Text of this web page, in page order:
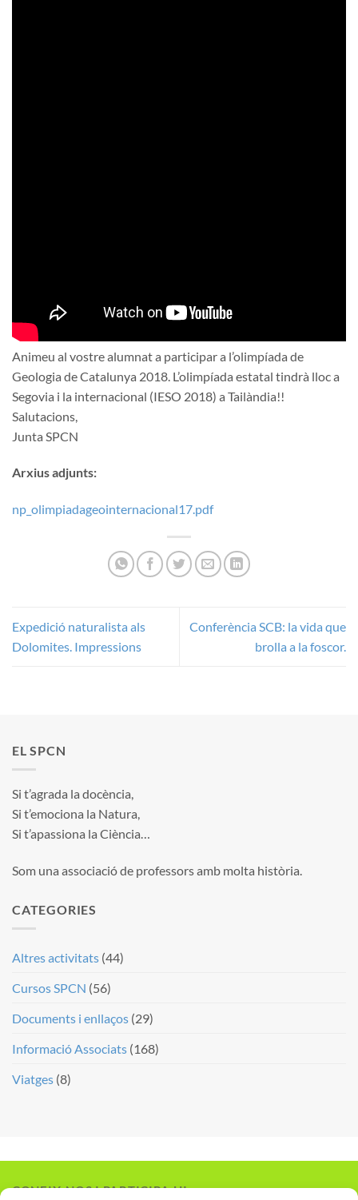
Animeu al vostre alumnat a participar a l’olimpíada de
Geologia de Catalunya 2018. L’olimpíada estatal tindrà lloc a
Segovia i la internacional (IESO 2018) a Tailàndia!!
Salutacions,
Junta SPCN
Arxius adjunts:
np_olimpiadageointernacional17.pdf
Expedició naturalista als
Dolomites. Impressions
Conferència SCB: la vida que
brolla a la foscor.
EL SPCN
Si t’agrada la docència,
Si t’emociona la Natura,
Si t’apassiona la Ciència…
Som una associació de professors amb molta història.
CATEGORIES
Altres activitats (44)
Cursos SPCN (56)
Documents i enllaços (29)
Informació Associats (168)
Viatges (8)
CONEIX-NOS I PARTICIPA-HI